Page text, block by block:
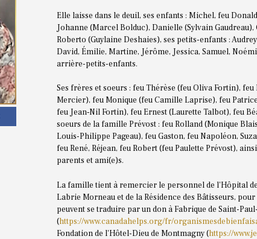
Elle laisse dans le deuil, ses enfants : Michel, feu
Johanne (Marcel Bolduc), Danielle (Sylvain
Roberto (Guylaine Deshaies), ses petits-enfants :
David, Émilie, Martine, Jérôme, Jessica, Samuel,
arrière-petits-enfants.
Ses frères et soeurs : feu Thérèse (feu Oliva Fortin),
Mercier), feu Monique (feu Camille Laprise), feu
feu Jean‑Nil Fortin), feu Ernest (Laurette Talbot), feu
soeurs de la famille Prévost : feu Rolland (Monique
Louis-Philippe Pageau), feu Gaston, feu Napoléon,
feu René, Réjean, feu Robert (feu Paulette Prévost),
parents et ami(e)s.
La famille tient à remercier le personnel de l'Hôpital
Labrie Morneau et de la Résidence des Bâtisseurs,
peuvent se traduire par un don à Fabrique de Saint-
(https://www.canadahelps.org/fr/
Fondation de l'Hôtel-Dieu de Montmagny (https://